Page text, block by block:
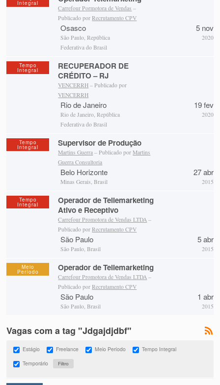
Integral
Carrefour Pormotora de Vendas –
Publicado porRecrutamento CPV
Osasco
São Paulo, República
Federativa do Brasil
5 nov
2020
Tempo
Integral
RECUPERADOR DE
CRÉDITO – RJ
VENCERRH – Publicado por
VENCERRH
Rio de Janeiro
Rio de Janeiro, República
Federativa do Brasil
19 fev
2020
Tempo
Integral Supervisor de Produção
Martins Guerra – Publicado porMartins
Guerra Consultoria
Belo Horizonte
Minas Gerais, Brasil
27 abr
2015
Tempo
Integral
Operador de Tellemarketing
Ativo e Receptivo
Carrefour Promotora de Vendas LTDA –
Publicado porRecrutamento CPV
São Paulo
São Paulo, Brasil
5 abr
2015
Meio
Período Operador de Tellemarketing
Carrefour Promotora de Vendas LTDA –
Publicado porRecrutamento CPV
São Paulo
São Paulo, Brasil
1 abr
2015
Vagas com a tag "Jdgajdjdbf"
Estágio Freelance Meio Período
Tempo Integral
Temporário